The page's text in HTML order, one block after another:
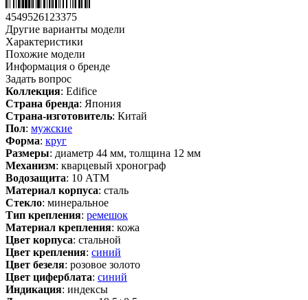
4549526123375
Другие варианты модели
Характеристики
Похожие модели
Информация о бренде
Задать вопрос
Коллекция: Edifice
Страна бренда: Япония
Страна-изготовитель: Китай
Пол: мужские
Форма: круг
Размеры: диаметр 44 мм, толщина 12 мм
Механизм: кварцевый хронограф
Водозащита: 10 АТМ
Материал корпуса: сталь
Стекло: минеральное
Тип крепления: ремешок
Материал крепления: кожа
Цвет корпуса: стальной
Цвет крепления: синий
Цвет безеля: розовое золото
Цвет циферблата: синий
Индикация: индексы